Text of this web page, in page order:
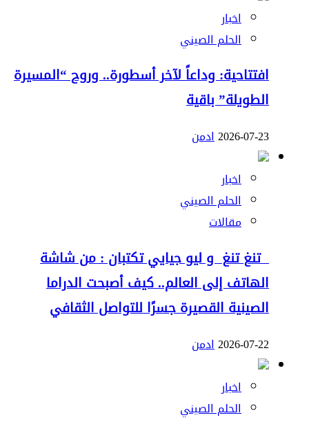
اخبار
الحلم الصيني
افتتاحية: وداعاً لآخر أسطورة.. وروح “المسيرة
الطويلة” باقية
2026-07-23ادمن
اخبار
الحلم الصيني
مقالات
تنغ تنغ و ليو جيايي تكتبان : من شاشة
الهاتف إلى العالم.. كيف أصبحت الدراما
الصينية القصيرة جسرًا للتواصل الثقافي
2026-07-22ادمن
اخبار
الحلم الصيني